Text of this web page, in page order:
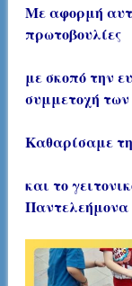
Με αφορμή
πρωτοβουλίες
με σκοπό την
συμμετοχή
Καθαρίσαμε
και το
Παντελεήμονα